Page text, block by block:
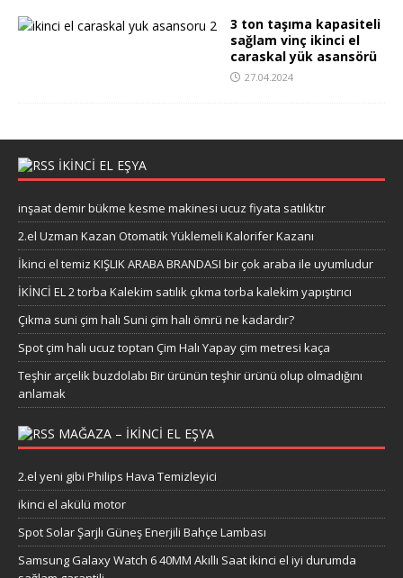
3 ton taşıma kapasiteli
sağlam vinç ikinci el
caraskal yük asansörü
27.04.2024
IKINCI EL EŞYA
inşaat demir bükme kesme makinesi ucuz fiyata satılıktır
2.el Uzman Kazan Otomatik Yüklemeli Kalorifer Kazanı
İkinci el temiz KIŞLIK ARABA BRANDASI bir çok araba ile uyumludur
İKİNCİ EL 2 torba Kalekim satılık çıkma torba kalekim yapıştırıcı
Çıkma suni çim halı Suni çim halı ömrü ne kadardır?
Spot çim halı ucuz toptan Çim Halı Yapay çim metresi kaça
Teşhir arçelik buzdolabı Bir ürünün teşhir ürünü olup olmadığını
anlamak
MAĞAZA – IKINCI EL EŞYA
2.el yeni gibi Philips Hava Temizleyici
ikinci el akülü motor
Spot Solar Şarjlı Güneş Enerjili Bahçe Lambası
Samsung Galaxy Watch 6 40MM Akıllı Saat ikinci el iyi durumda